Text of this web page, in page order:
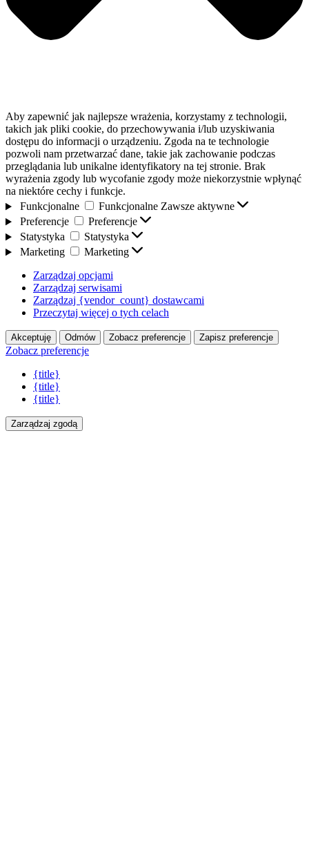
Aby zapewnić jak najlepsze wrażenia, korzystamy z technologii,
takich jak pliki cookie, do przechowywania i/lub uzyskiwania
dostępu do informacji o urządzeniu. Zgoda na te technologie
pozwoli nam przetwarzać dane, takie jak zachowanie podczas
przeglądania lub unikalne identyfikatory na tej stronie. Brak
wyrażenia zgody lub wycofanie zgody może niekorzystnie wpłynąć
na niektóre cechy i funkcje.
Funkcjonalne
Funkcjonalne Zawsze aktywne
Preferencje
Preferencje
Statystyka
Statystyka
Marketing
Marketing
Zarządzaj opcjami
Zarządzaj serwisami
Zarządzaj {vendor_count} dostawcami
Przeczytaj więcej o tych celach
Akceptuję Odmów Zobacz preferencje Zapisz preferencje
Zobacz preferencje
{title}
{title}
{title}
Zarządzaj zgodą